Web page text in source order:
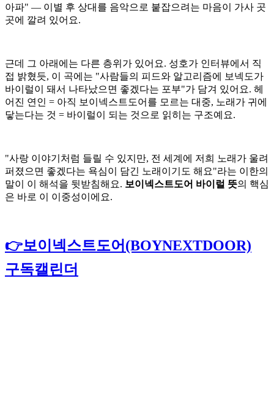
아파" — 이별 후 상대를 음악으로 붙잡으려는 마음이 가사 곳
곳에 깔려 있어요.
근데 그 아래에는 다른 층위가 있어요. 성호가 인터뷰에서 직
접 밝혔듯, 이 곡에는 "사람들의 피드와 알고리즘에 보넥도가
바이럴이 돼서 나타났으면 좋겠다는 포부"가 담겨 있어요. 헤
어진 연인 = 아직 보이넥스트도어를 모르는 대중, 노래가 귀에
닿는다는 것 = 바이럴이 되는 것으로 읽히는 구조예요.
"사랑 이야기처럼 들릴 수 있지만, 전 세계에 저희 노래가 울려
퍼졌으면 좋겠다는 욕심이 담긴 노래이기도 해요"라는 이한의
말이 이 해석을 뒷받침해요. 보이넥스트도어 바이럴 뜻의 핵심
은 바로 이 이중성이에요.
👉보이넥스트도어(BOYNEXTDOOR)
구독캘린더